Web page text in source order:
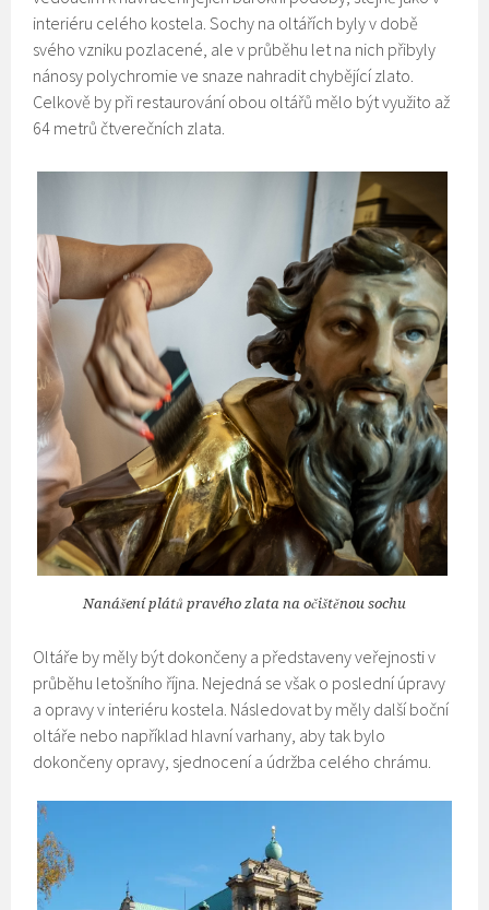
interiéru celého kostela. Sochy na oltářích byly v době
svého vzniku pozlacené, ale v průběhu let na nich přibyly
nánosy polychromie ve snaze nahradit chybějící zlato.
Celkově by při restaurování obou oltářů mělo být využito až
64 metrů čtverečních zlata.
Nanášení plátů pravého zlata na očištěnou sochu
Oltáře by měly být dokončeny a představeny veřejnosti v
průběhu letošního října. Nejedná se však o poslední úpravy
a opravy v interiéru kostela. Následovat by měly další boční
oltáře nebo například hlavní varhany, aby tak bylo
dokončeny opravy, sjednocení a údržba celého chrámu.